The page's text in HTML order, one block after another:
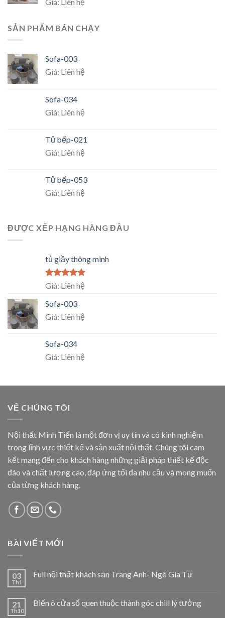
SẢN PHẨM BÁN CHẠY
Sofa-003
Giá: Liên hệ
Sofa-034
Giá: Liên hệ
Tủ bếp-021
Giá: Liên hệ
Tủ bếp-053
Giá: Liên hệ
ĐƯỢC XẾP HẠNG HÀNG ĐẦU
tủ giầy thông minh
Rated5.00
Giá: Liên hệ
Sofa-003
Giá: Liên hệ
Sofa-034
Giá: Liên hệ
VỀ CHÚNG TÔI
Nội thất Minh Tiến là một đơn vị uy tín và có kinh nghiệm
trong lĩnh vực thiết kế và sản xuất nội thất. Chúng tôi cam
kết mang đến cho khách hàng những giải pháp thiết kế độc
đáo và chất lượng cao, đáp ứng tối đa nhu cầu và mong muốn
của từng khách hàng.
BÀI VIẾT MỚI
03
Th1
Full nội thất khách sạn Trang Anh- Ngô Gia Tự
21
Th10
Biến ô cửa sổ quen thuộc thành góc chill lý tưởng